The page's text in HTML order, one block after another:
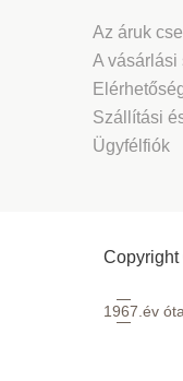
Az áruk
A vásárlási
Szállítási
Ügyfélfiók
1967. év